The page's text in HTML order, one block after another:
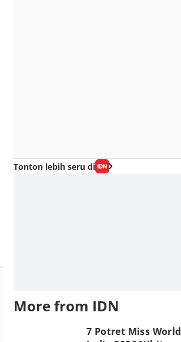
Tonton lebih seru di
More from IDN
7 Potret Miss World